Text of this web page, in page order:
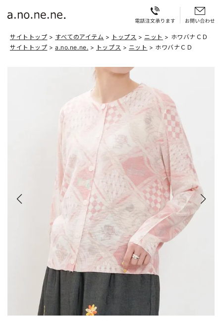
サイトトップ すべてのアイテム トップス ニット
ホワバナＣＤ
サイトトップ
a.no.ne.ne. トップス ニット ホワバナＣＤ